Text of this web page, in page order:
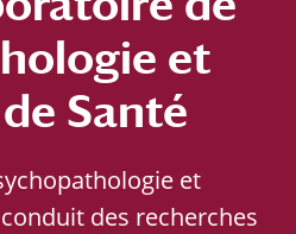
et
Santé
et
des recherches